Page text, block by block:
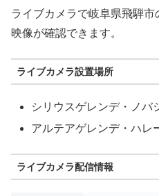
ライブカメラで岐阜県飛騨
映像が確認できます。
ライブカメラ設置場所
シリウスゲレンデ・ノバ
アルテアゲレンデ・ハレ
ライブカメラ配信情報